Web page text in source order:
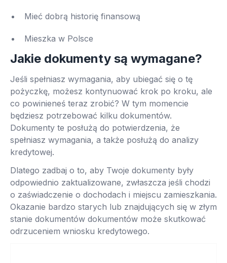
Mieć dobrą historię finansową
Mieszka w Polsce
Jakie dokumenty są wymagane?
Jeśli spełniasz wymagania, aby ubiegać się o tę
pożyczkę, możesz kontynuować krok po kroku, ale
co powinieneś teraz zrobić? W tym momencie
będziesz potrzebować kilku dokumentów.
Dokumenty te posłużą do potwierdzenia, że ​​
spełniasz wymagania, a także posłużą do analizy
kredytowej.
Dlatego zadbaj o to, aby Twoje dokumenty były
odpowiednio zaktualizowane, zwłaszcza jeśli chodzi
o zaświadczenie o dochodach i miejscu zamieszkania.
Okazanie bardzo starych lub znajdujących się w złym
stanie dokumentów dokumentów może skutkować
odrzuceniem wniosku kredytowego.